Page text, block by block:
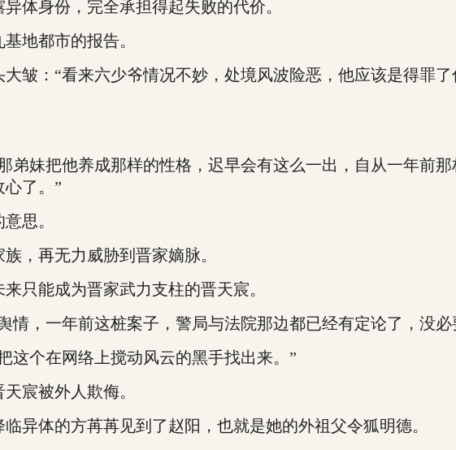
身份，完全承担得起失败的代价。
地都市的报告。
：“看来六少爷情况不妙，处境风波险恶，他应该是得罪了
妹把他养成那样的性格，迟早会有这么一出，自从一年前那
了。”
思。
，再无力威胁到晋家嫡脉。
能成为晋家武力支柱的晋天宸。
，一年前这桩案子，警局与法院那边都已经有定论了，没必
个在网络上搅动风云的黑手找出来。”
宸被外人欺侮。
体的方苒苒见到了赵阳，也就是她的外祖父令狐明德。